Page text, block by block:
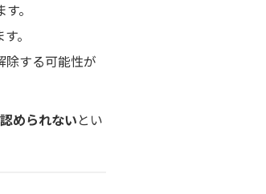
。
。
除する可能性が
められない とい